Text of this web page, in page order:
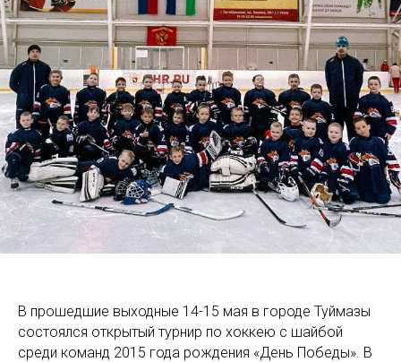
В прошедшие выходные 14-15 мая в городе Туймазы
состоялся открытый турнир по хоккею с шайбой
среди команд 2015 года рождения «День Победы». В